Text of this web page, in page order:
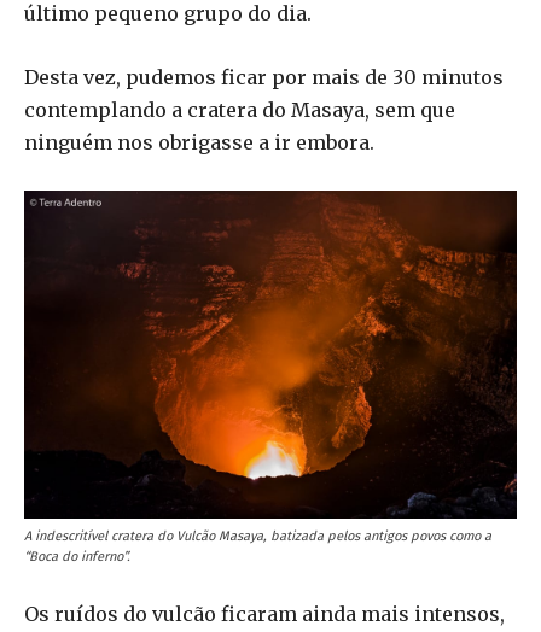
último pequeno grupo do dia.
Desta vez, pudemos ficar por mais de 30 minutos
contemplando a cratera do Masaya, sem que
ninguém nos obrigasse a ir embora.
A indescritível cratera do Vulcão Masaya, batizada pelos antigos povos como a
“Boca do inferno”.
Os ruídos do vulcão ficaram ainda mais intensos,